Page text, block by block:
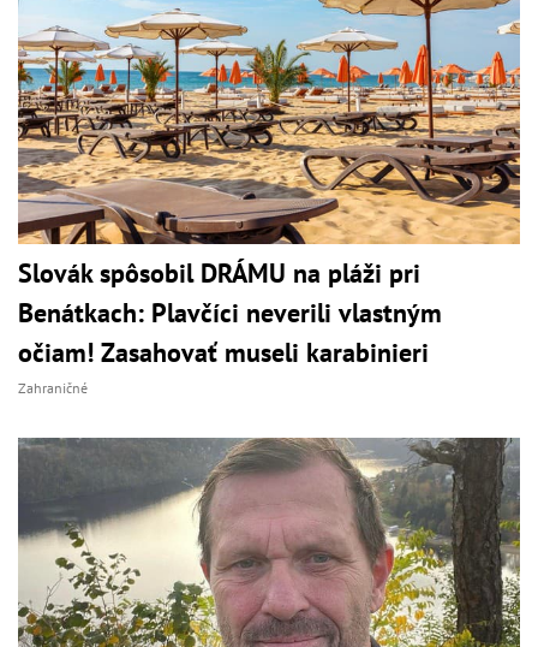
Slovák spôsobil DRÁMU na pláži pri
Benátkach: Plavčíci neverili vlastným
očiam! Zasahovať museli karabinieri
Zahraničné